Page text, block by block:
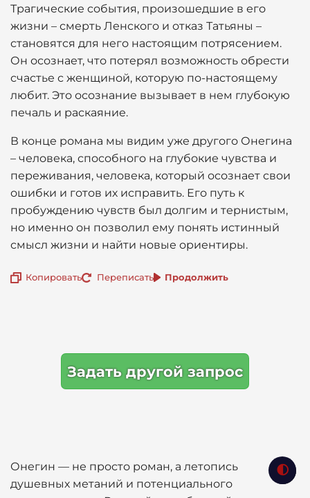
Трагические события, произошедшие в его
жизни – смерть Ленского и отказ Татьяны –
становятся для него настоящим потрясением.
Он осознает, что потерял возможность обрести
счастье с женщиной, которую по-настоящему
любит. Это осознание вызывает в нем глубокую
печаль и раскаяние.
В конце романа мы видим уже другого Онегина
– человека, способного на глубокие чувства и
переживания, человека, который осознает свои
ошибки и готов их исправить. Его путь к
пробуждению чувств был долгим и тернистым,
но именно он позволил ему понять истинный
смысл жизни и найти новые ориентиры.
Копировать Переписать Продолжить
Задать другой запрос
Онегин — не просто роман, а летопись
душевных метаний и потенциального